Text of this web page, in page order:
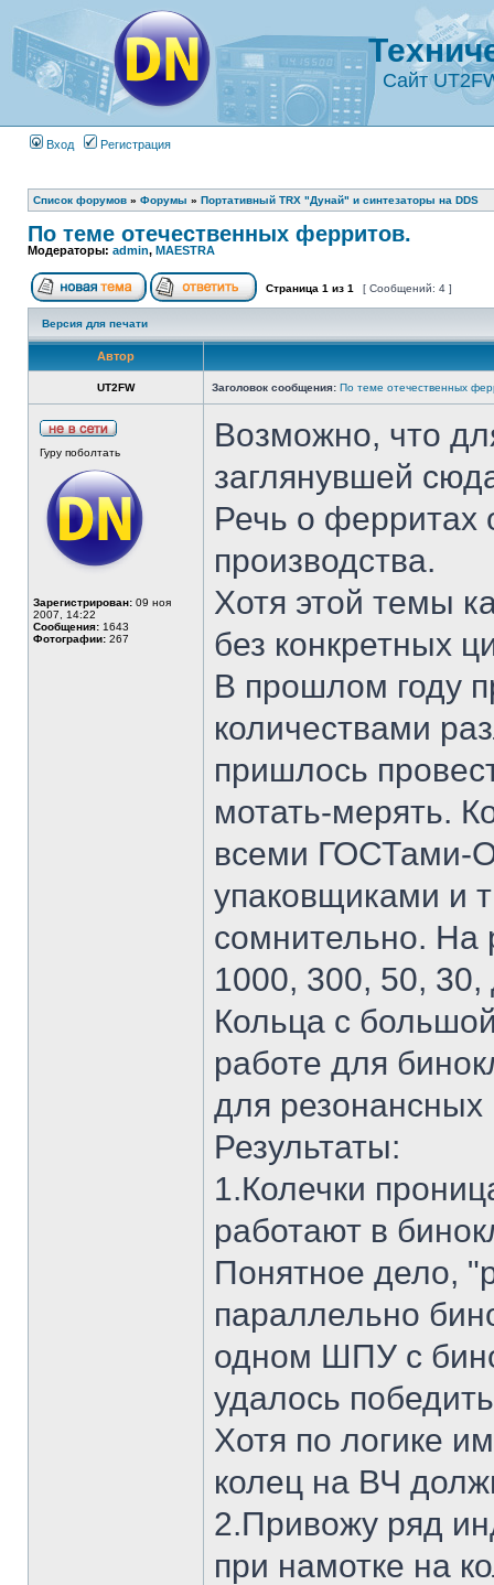
Сайт
Вход Регистрация
Список форумов » Форумы » Портативный TRX "Дунай" и синтезаторы на DDS
По теме отечественных ферритов.
Модераторы: admin, MAESTRA
Страница 1 из 1 [ Сообщений: 4 ]
Версия для печати
Автор
UT2FW Заголовок сообщения: По теме отечественных
Гуру поболтать
Зарегистрирован: 09 ноя
2007, 14:22
Сообщения: 1643
Фотографии: 267
Возможно, что
заглянувшей
Речь о ферритах
производства.
Хотя этой темы
без конкретных
В прошлом году
количествами
пришлось
мотать-мерять.
всеми ГОСТами-
упаковщиками и
сомнительно. На
1000, 300, 50,
Кольца с
работе для
для резонансных
Результаты:
1.Колечки
работают в
Понятное дело,
параллельно
одном ШПУ с
удалось
Хотя по логике
колец на ВЧ
2.Привожу ряд
при намотке на